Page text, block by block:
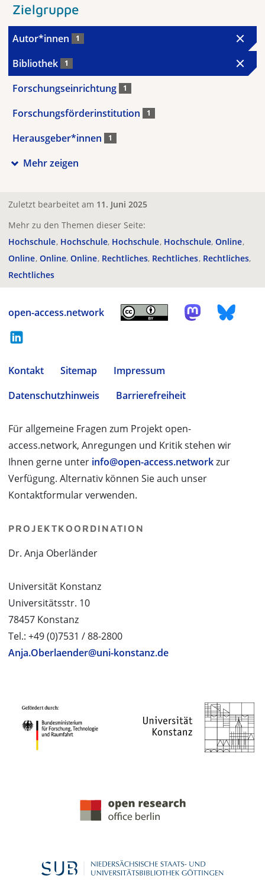
Zielgruppe
Autor*innen 1
Bibliothek 1
Forschungseinrichtung 1
Forschungsförderinstitution 1
Herausgeber*innen 1
Mehr zeigen
Zuletzt bearbeitet am 11. Juni 2025
Mehr zu den Themen dieser Seite:
Hochschule Hochschule Hochschule Hochschule Online
Online Online Online Rechtliches Rechtliches Rechtliches
Rechtliches
open-access.network
Kontakt Sitemap
Impressum
Datenschutzhinweis
Barrierefreiheit
Für allgemeine Fragen zum Projekt open-
access.network, Anregungen und Kritik stehen wir
Ihnen gerne unter info@open-access.networkzur
Verfügung. Alternativ können Sie auch unser
Kontaktformular verwenden.
PROJEKTKOORDINATION
Dr. Anja Oberländer
Universität Konstanz
Universitätsstr. 10
78457 Konstanz
Tel.: +49 (0)7531 / 88-2800
Anja.Oberlaender@uni-konstanz.de